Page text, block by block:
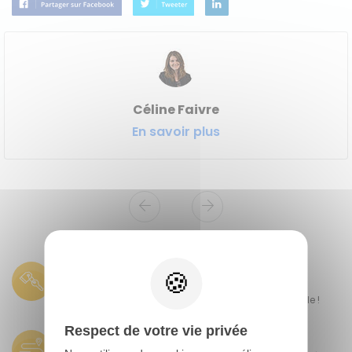
Céline Faivre
En savoir plus
Véhicules révisés et garantis
Tous nos véhicules sont révisés et garantis 6 mois
minimum, c'est l'assurance d'avoir l'esprit tranquille !
Faites vous livrer partout en France
Respect de votre vie privée